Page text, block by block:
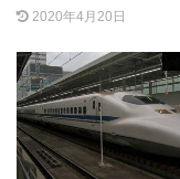
2020年4月20日